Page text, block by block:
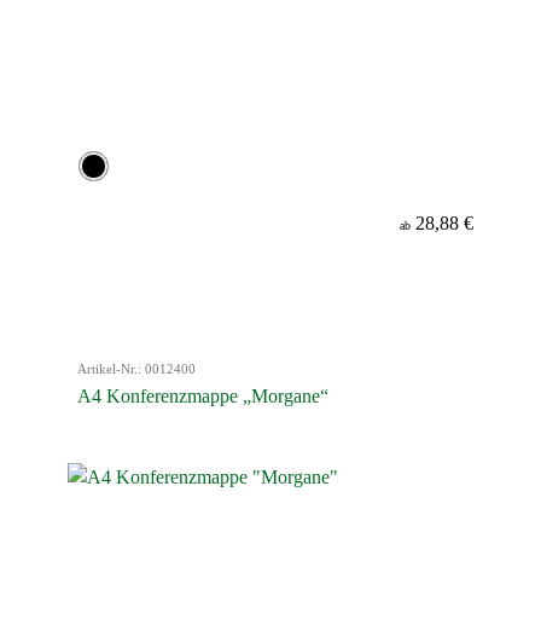
ab 28,88 €
Artikel-Nr.: 0012400
A4 Konferenzmappe „Morgane“